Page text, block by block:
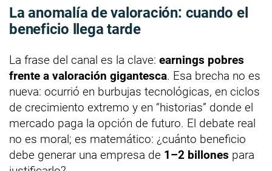
La anomalía de valoración: cuando el
beneficio llega tarde
La frase del canal es la clave: earnings pobres
frente a valoración gigantesca. Esa brecha no es
nueva: ocurrió en burbujas tecnológicas, en ciclos
de crecimiento extremo y en “historias” donde el
mercado paga la opción de futuro. El debate real
no es moral; es matemático: ¿cuánto beneficio
debe generar una empresa de 1–2 billones para